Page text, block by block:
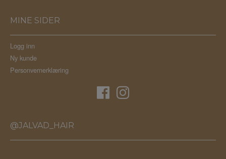
MINE SIDER
Logg inn
Ny kunde
Personvernerklæring
@JALVAD_HAIR